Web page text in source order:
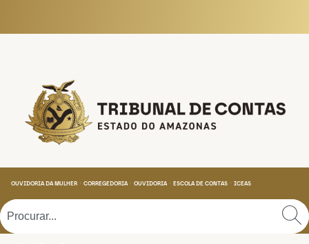
OUVIDORIA DA MULHER CORREGEDORIA OUVIDORIA ESCOLA DE CONTAS ICEAS